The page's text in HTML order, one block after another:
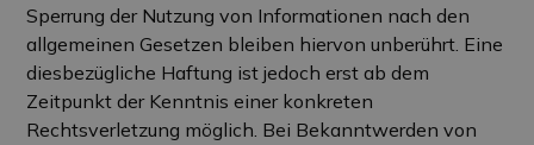
Sperrung der Nutzung von Informationen nach den
allgemeinen Gesetzen bleiben hiervon unberührt. Eine
diesbezügliche Haftung ist jedoch erst ab dem
Zeitpunkt der Kenntnis einer konkreten
Rechtsverletzung möglich. Bei Bekanntwerden von